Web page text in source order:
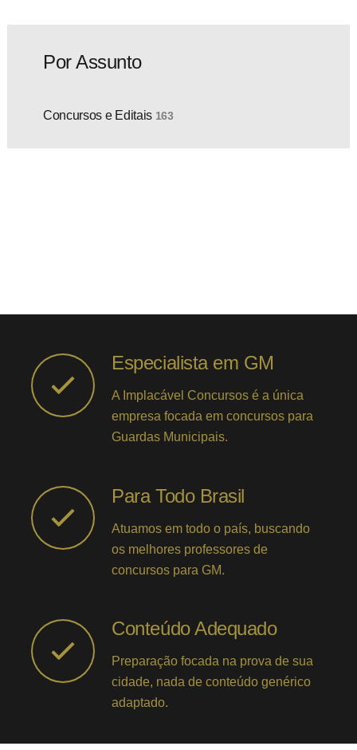
Por Assunto
Concursos e Editais 163
Especialista em GM
A Implacável Concursos é a única
empresa focada em concursos para
Guardas Municipais.
Para Todo Brasil
Atuamos em todo o país, buscando
os melhores professores de
concursos para GM.
Conteúdo Adequado
Preparação focada na prova de sua
cidade, nada de conteúdo genérico
adaptado.